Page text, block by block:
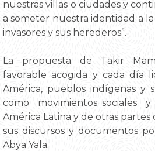
nuestras villas o ciudades y
a someter nuestra identidad a
invasores y sus herederos”.
La propuesta de Takir
favorable acogida y cada día
América, pueblos indígenas y
como movimientos sociales
América Latina y de otras
sus discursos y documentos
Abya Yala.